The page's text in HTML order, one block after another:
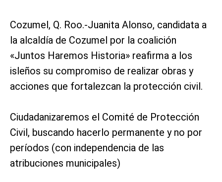
Cozumel, Q. Roo.-Juanita Alonso, candidata a
la alcaldía de Cozumel por la coalición
«Juntos Haremos Historia» reafirma a los
isleños su compromiso de realizar obras y
acciones que fortalezcan la protección civil.
Ciudadanizaremos el Comité de Protección
Civil, buscando hacerlo permanente y no por
períodos (con independencia de las
atribuciones municipales)